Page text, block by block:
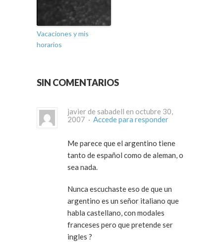
Vacaciones y mis
horarios
SIN COMENTARIOS
javier de sabadell en octubre 30,
2007 · Accede para responder
Me parece que el argentino tiene
tanto de español como de aleman, o
sea nada.
Nunca escuchaste eso de que un
argentino es un señor italiano que
habla castellano, con modales
franceses pero que pretende ser
ingles ?